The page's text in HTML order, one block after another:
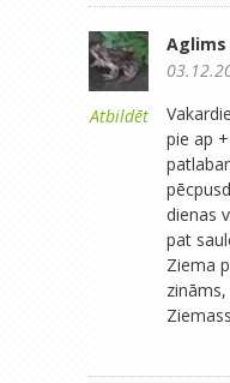
Atbildēt
Aglims
pie ap
dienas
pat
Ziema